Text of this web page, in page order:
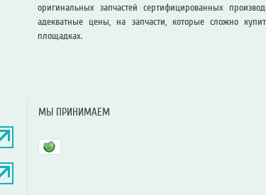
оригинальных запчастей сертифицированных
адекватные цены, на запчасти, которые сложно
площадках.
МЫ ПРИНИМАЕМ